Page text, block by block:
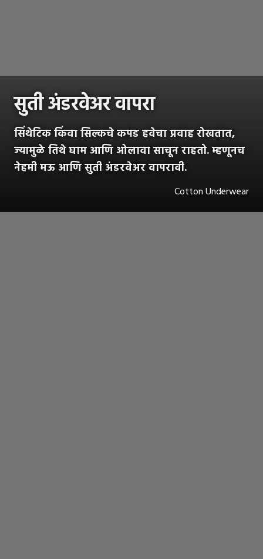
सुती अंडरवेअर वापरा
सिंथेटिक किंवा सिल्कचे कपड हवेचा प्रवाह रोखतात,
ज्यामुळे तिथे घाम आणि ओलावा साचून राहतो. म्हणूनच
नेहमी मऊ आणि सुती अंडरवेअर वापरावी.
Cotton Underwear